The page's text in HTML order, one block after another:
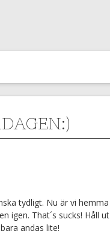
tydligt. Nu är vi hemma
igen. That´s sucks! Håll ut
andas lite!